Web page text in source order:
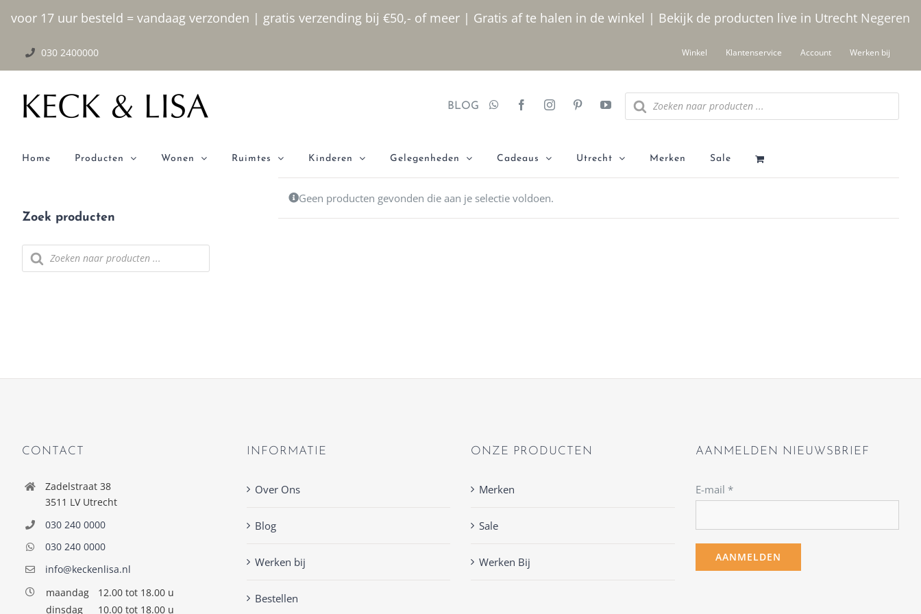
voor 17 uur besteld = vandaag verzonden | gratis verzending bij €50,- of meer | Gratis af te halen in de winkel | Bekijk de producten live in Utrecht Negeren
Ga naar inhoud
030 2400000 Winkel Klantenservice Account Werken bij
BLOG
Producten zoeken
Home Producten Wonen Ruimtes Kinderen Gelegenheden Cadeaus Utrecht Merken Sale
Geen producten gevonden die aan je selectie voldoen.
Zoek producten
Producten zoeken
CONTACT
Zadelstraat 38
3511 LV Utrecht
030 240 0000
030 240 0000
info@keckenlisa.nl
maandag
12.00 tot 18.00 u
dinsdag
10.00 tot 18.00 u
INFORMATIE
Over Ons
Blog
Werken bij
Bestellen
ONZE PRODUCTEN
Merken
Sale
Werken Bij
AANMELDEN NIEUWSBRIEF
E-mail *